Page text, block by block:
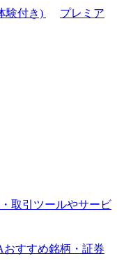
験付き)
プレミア
取引ツールやサービ
すすめ銘柄・証券